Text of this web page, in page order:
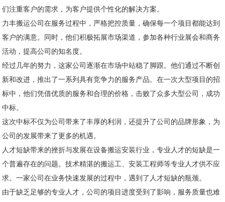
们注重客户的需求，为客户提供个性化的解决方案。
力丰搬运公司在服务过程中，严格把控质量，确保每一个项目都能达到
客户的满意。同时，他们积极拓展市场渠道，参加各种行业展会和商务
活动，提高公司的知名度。
经过几年的努力，这家公司逐渐在市场中站稳了脚跟。他们通过不断创
新和改进，推出了一系列具有竞争力的服务产品。在一次大型项目的招
标中，他们凭借优质的服务和合理的价格，击败了众多大型公司，成功
中标。
这次中标不仅为公司带来了丰厚的利润，还提升了公司的品牌形象，为
公司的发展带来了更多的机遇。
人才短缺带来的挫折与发展在设备搬运安装行业，专业人才的短缺是一
个普遍存在的问题。技术精湛的搬运工、安装工程师等专业人才供不应
求。一家公司在业务快速发展的过程中，遇到了人才短缺的瓶颈。
由于缺乏足够的专业人才，公司的项目进度受到了影响，服务质量也难